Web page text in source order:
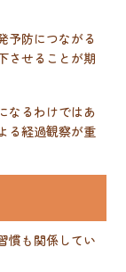
予防につながる
させることが期
なるわけではあ
る経過観察が重
慣も関係してい